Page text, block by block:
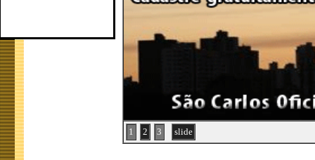
1 2 3 slide